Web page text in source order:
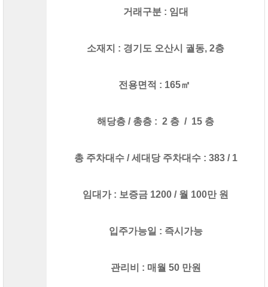
거래구분 : 임대
소재지 : 경기도 오산시 궐동, 2층
전용면적 : 165㎡
해당층 / 총층 : 2 층 / 15 층
총 주차대수 / 세대당 주차대수 : 383 / 1
임대가 : 보증금 1200 / 월 100만 원
입주가능일 : 즉시가능
관리비 : 매월 50 만원